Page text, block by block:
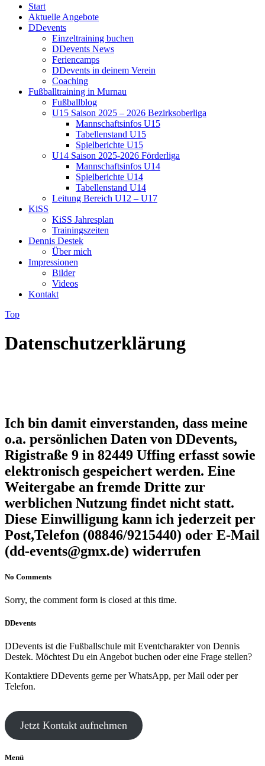
Start
Aktuelle Angebote
DDevents
Einzeltraining buchen
DDevents News
Feriencamps
DDevents in deinem Verein
Coaching
Fußballtraining in Murnau
Fußballblog
U15 Saison 2025 – 2026 Bezirksoberliga
Mannschaftsinfos U15
Tabellenstand U15
Spielberichte U15
U14 Saison 2025-2026 Förderliga
Mannschaftsinfos U14
Spielberichte U14
Tabellenstand U14
Leitung Bereich U12 – U17
KiSS
KiSS Jahresplan
Trainingszeiten
Dennis Destek
Über mich
Impressionen
Bilder
Videos
Kontakt
Top
Datenschutzerklärung
Ich bin damit einverstanden, dass meine
o.a. persönlichen Daten von DDevents,
Rigistraße 9 in 82449 Uffing erfasst sowie
elektronisch gespeichert werden. Eine
Weitergabe an fremde Dritte zur
werblichen Nutzung findet nicht statt.
Diese Einwilligung kann ich jederzeit per
Post,Telefon (08846/9215440) oder E-Mail
(dd-events@gmx.de) widerrufen
No Comments
Sorry, the comment form is closed at this time.
DDevents
DDevents ist die Fußballschule mit Eventcharakter von Dennis
Destek. Möchtest Du ein Angebot buchen oder eine Frage stellen?
Kontaktiere DDevents gerne per WhatsApp, per Mail oder per
Telefon.
Jetzt Kontakt aufnehmen
Menü